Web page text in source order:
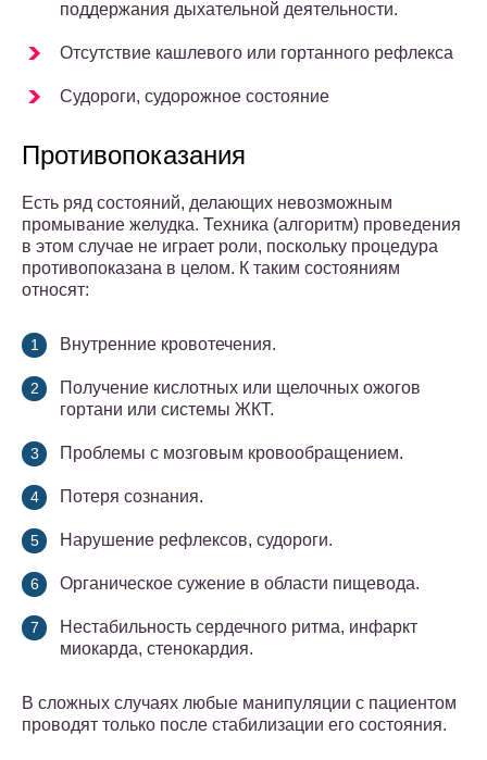
поддержания дыхательной деятельности.
Отсутствие кашлевого или гортанного рефлекса
Судороги, судорожное состояние
Противопоказания
Есть ряд состояний, делающих невозможным
промывание желудка. Техника (алгоритм) проведения
в этом случае не играет роли, поскольку процедура
противопоказана в целом. К таким состояниям
относят:
Внутренние кровотечения.
Получение кислотных или щелочных ожогов
гортани или системы ЖКТ.
Проблемы с мозговым кровообращением.
Потеря сознания.
Нарушение рефлексов, судороги.
Органическое сужение в области пищевода.
Нестабильность сердечного ритма, инфаркт
миокарда, стенокардия.
В сложных случаях любые манипуляции с пациентом
проводят только после стабилизации его состояния.